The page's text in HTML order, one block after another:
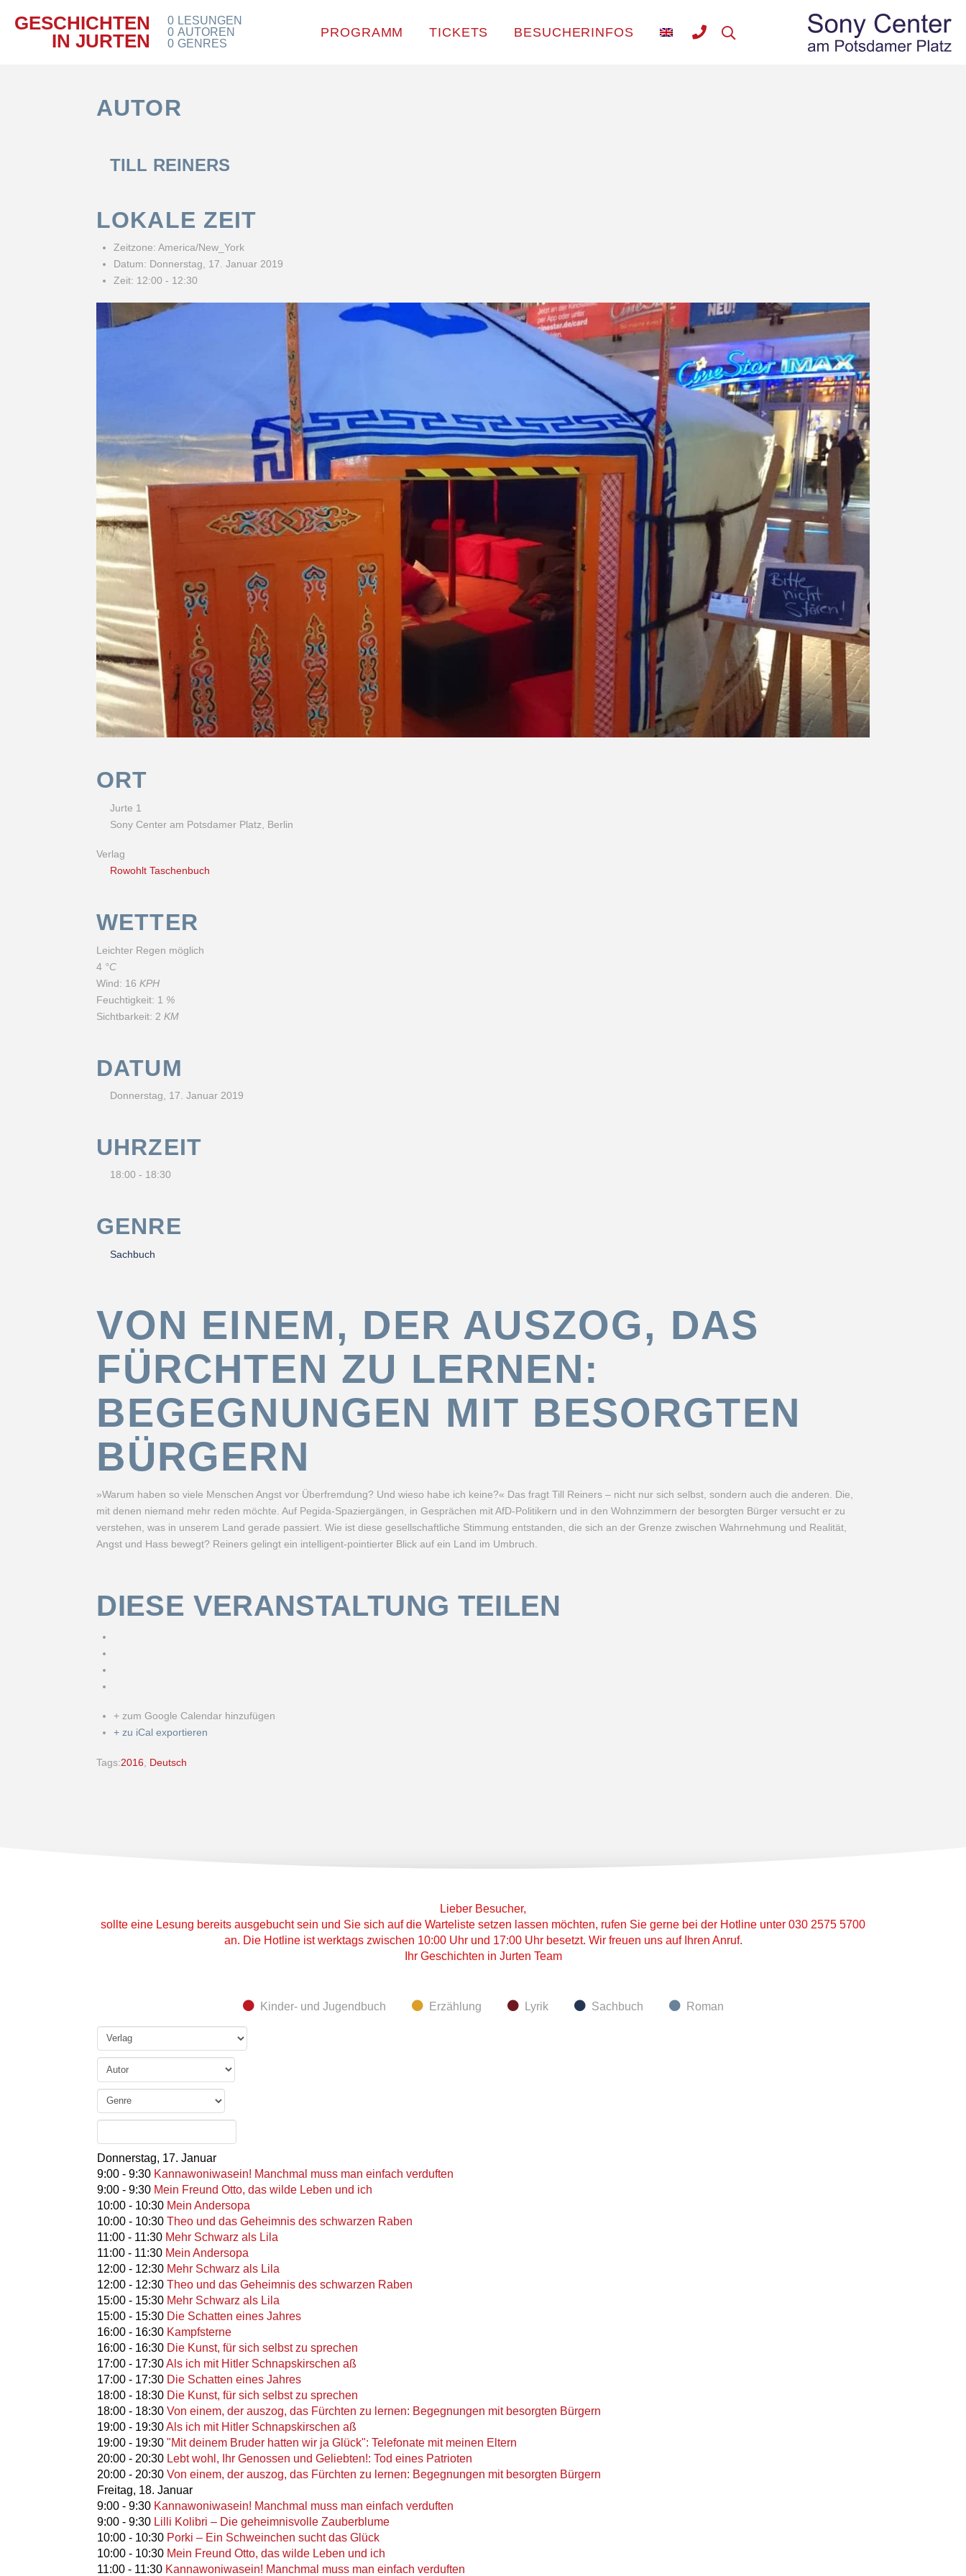
GESCHICHTEN
IN JURTEN
0
0
0
LESUNGEN
AUTOREN
GENRES
PROGRAMM TICKETS BESUCHERINFOS
AUTOR
TILL REINERS
LOKALE ZEIT
Zeitzone: America/New_York
Datum: Donnerstag, 17. Januar 2019
Zeit: 12:00 - 12:30
ORT
Jurte 1
Sony Center am Potsdamer Platz, Berlin
Verlag
Rowohlt Taschenbuch
WETTER
Leichter Regen möglich
4 °C
Wind: 16 KPH
Feuchtigkeit: 1 %
Sichtbarkeit: 2 KM
DATUM
Donnerstag, 17. Januar 2019
UHRZEIT
18:00 - 18:30
GENRE
Sachbuch
VON EINEM, DER AUSZOG, DAS
FÜRCHTEN ZU LERNEN:
BEGEGNUNGEN MIT BESORGTEN
BÜRGERN
»Warum haben so viele Menschen Angst vor Überfremdung? Und wieso habe ich keine?« Das fragt Till Reiners – nicht nur sich selbst, sondern auch die anderen. Die,
mit denen niemand mehr reden möchte. Auf Pegida-Spaziergängen, in Gesprächen mit AfD-Politikern und in den Wohnzimmern der besorgten Bürger versucht er zu
verstehen, was in unserem Land gerade passiert. Wie ist diese gesellschaftliche Stimmung entstanden, die sich an der Grenze zwischen Wahrnehmung und Realität,
Angst und Hass bewegt? Reiners gelingt ein intelligent-pointierter Blick auf ein Land im Umbruch.
DIESE VERANSTALTUNG TEILEN
+ zum Google Calendar hinzufügen
+ zu iCal exportieren
Tags:2016 Deutsch
Lieber Besucher,
sollte eine Lesung bereits ausgebucht sein und Sie sich auf die Warteliste setzen lassen möchten, rufen Sie gerne bei der Hotline unter 030 2575 5700
an. Die Hotline ist werktags zwischen 10:00 Uhr und 17:00 Uhr besetzt. Wir freuen uns auf Ihren Anruf.
Ihr Geschichten in Jurten Team
Kinder- und Jugendbuch Erzählung Lyrik Sachbuch Roman
Donnerstag, 17. Januar
9:00- 9:30 Kannawoniwasein! Manchmal muss man einfach verduften
9:00- 9:30 Mein Freund Otto, das wilde Leben und ich
10:00- 10:30 Mein Andersopa
10:00- 10:30 Theo und das Geheimnis des schwarzen Raben
11:00- 11:30 Mehr Schwarz als Lila
11:00- 11:30 Mein Andersopa
12:00- 12:30 Mehr Schwarz als Lila
12:00- 12:30 Theo und das Geheimnis des schwarzen Raben
15:00- 15:30 Mehr Schwarz als Lila
15:00- 15:30 Die Schatten eines Jahres
16:00- 16:30 Kampfsterne
16:00- 16:30 Die Kunst, für sich selbst zu sprechen
17:00- 17:30 Als ich mit Hitler Schnapskirschen aß
17:00- 17:30 Die Schatten eines Jahres
18:00- 18:30 Die Kunst, für sich selbst zu sprechen
18:00- 18:30 Von einem, der auszog, das Fürchten zu lernen: Begegnungen mit besorgten Bürgern
19:00- 19:30 Als ich mit Hitler Schnapskirschen aß
19:00- 19:30 "Mit deinem Bruder hatten wir ja Glück": Telefonate mit meinen Eltern
20:00- 20:30 Lebt wohl, Ihr Genossen und Geliebten!: Tod eines Patrioten
20:00- 20:30 Von einem, der auszog, das Fürchten zu lernen: Begegnungen mit besorgten Bürgern
Freitag, 18. Januar
9:00- 9:30 Kannawoniwasein! Manchmal muss man einfach verduften
9:00- 9:30 Lilli Kolibri – Die geheimnisvolle Zauberblume
10:00- 10:30 Porki – Ein Schweinchen sucht das Glück
10:00- 10:30 Mein Freund Otto, das wilde Leben und ich
11:00- 11:30 Kannawoniwasein! Manchmal muss man einfach verduften